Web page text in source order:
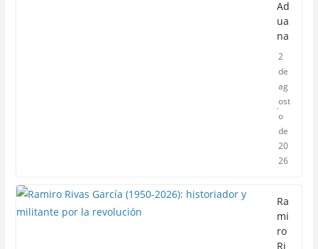
Ad
ua
na
2
de
ag
ost
o
de
20
26
Ra
mi
ro
Ri